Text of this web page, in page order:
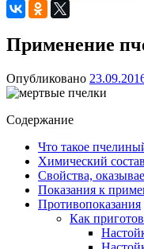
Применение
Опубликовано
Содержание
Что такое
Химический
Свойства,
Показания к
Противопоказания
Как